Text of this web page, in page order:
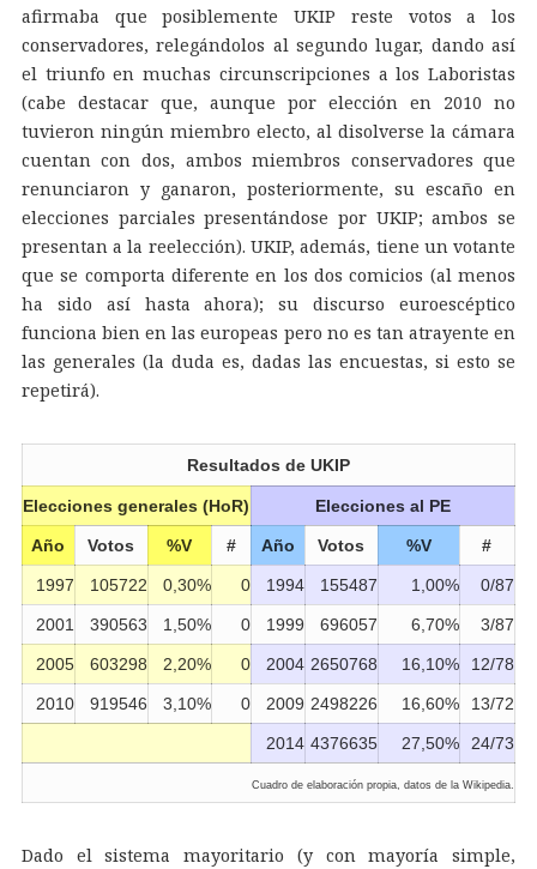
afirmaba que posiblemente UKIP reste votos a los
conservadores, relegándolos al segundo lugar, dando así
el triunfo en muchas circunscripciones a los Laboristas
(cabe destacar que, aunque por elección en 2010 no
tuvieron ningún miembro electo, al disolverse la cámara
cuentan con dos, ambos miembros conservadores que
renunciaron y ganaron, posteriormente, su escaño en
elecciones parciales presentándose por UKIP; ambos se
presentan a la reelección). UKIP, además, tiene un votante
que se comporta diferente en los dos comicios (al menos
ha sido así hasta ahora); su discurso euroescéptico
funciona bien en las europeas pero no es tan atrayente en
las generales (la duda es, dadas las encuestas, si esto se
repetirá).
Resultados de UKIP
Elecciones generales (HoR) Elecciones al PE
Año Votos %V # Año Votos %V #
1997 105722 0,30% 0 1994 155487 1,00% 0/87
2001 390563 1,50% 0 1999 696057 6,70% 3/87
2005 603298 2,20% 0 2004 2650768 16,10% 12/78
2010 919546 3,10% 0 2009 2498226 16,60% 13/72
2014 4376635 27,50% 24/73
Cuadro de elaboración propia, datos de la Wikipedia.
Dado el sistema mayoritario (y con mayoría simple,